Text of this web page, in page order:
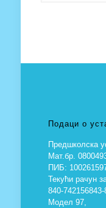
Подаци о
Предшколска
Мат.бр.
ПИБ:
Текући рачун
840-742156843-
Модел 97,